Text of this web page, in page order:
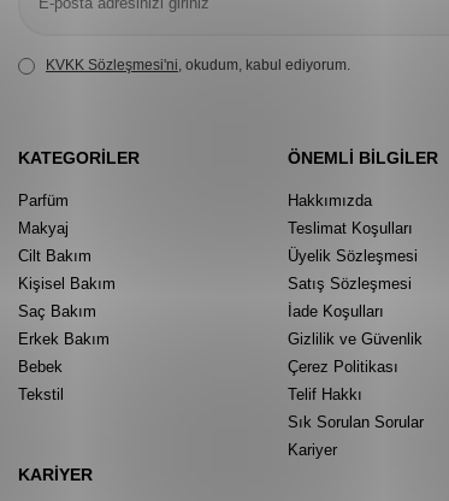
KVKK Sözleşmesi'ni , okudum, kabul ediyorum.
KATEGORILER
Parfüm
Makyaj
Cilt Bakım
Kişisel Bakım
Saç Bakım
Erkek Bakım
Bebek
Tekstil
ÖNEMLI BILGILER
Hakkımızda
Teslimat Koşulları
Üyelik Sözleşmesi
Satış Sözleşmesi
İade Koşulları
Gizlilik ve Güvenlik
Çerez Politikası
Telif Hakkı
Sık Sorulan Sorular
Kariyer
KARIYER